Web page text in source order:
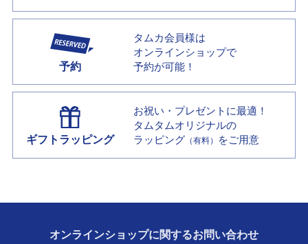
予約
タムカ会員様は
オンラインショップで
予約が可能！
ギフトラッピング
お祝い・プレゼントに最適！
タムタムオリジナルの
ラッピング （有料） をご用意
オンラインショップに関するお問い合わせ